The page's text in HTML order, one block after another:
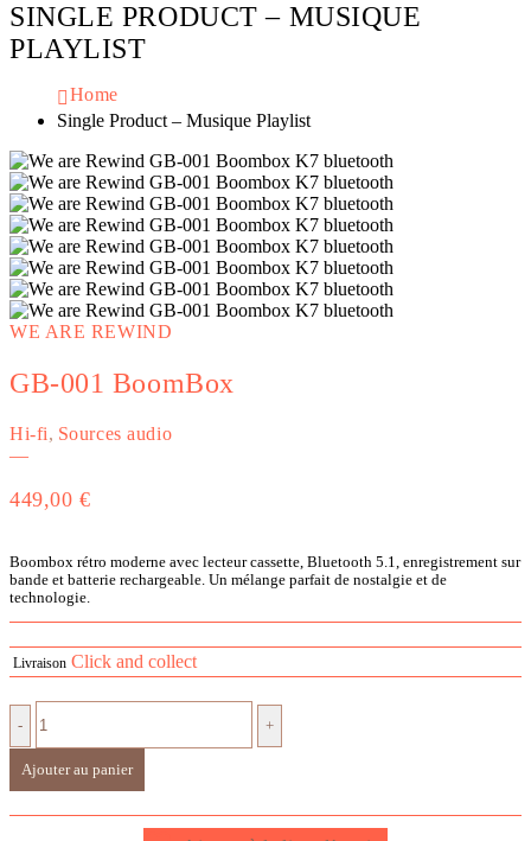
SINGLE PRODUCT – MUSIQUE
PLAYLIST
Home
Single Product – Musique Playlist
WE ARE REWIND
GB-001 BoomBox
Hi-fi, Sources audio
—
449,00 €
Boombox rétro moderne avec lecteur cassette, Bluetooth 5.1, enregistrement sur
bande et batterie rechargeable. Un mélange parfait de nostalgie et de
technologie.
Livraison Click and collect
- +
Ajouter au panier